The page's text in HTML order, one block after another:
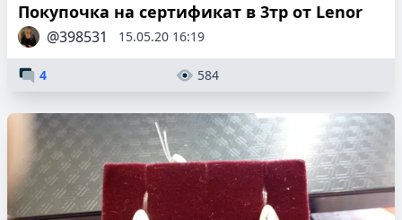
Покупочка на сертификат в 3тр от Lenor
@398531 15.05.20 16:19
4 584